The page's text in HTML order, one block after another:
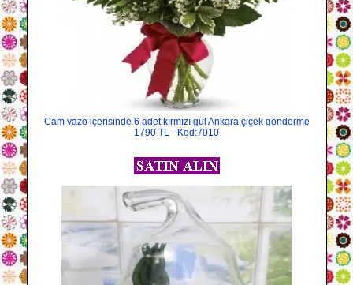
Cam vazo içerisinde 6 adet kırmızı gül Ankara çiçek gönderme
1790 TL - Kod:7010